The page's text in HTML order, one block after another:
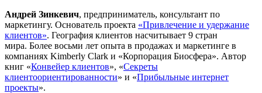
Андрей Зинкевич, предприниматель, консультант по
маркетингу. Основатель проекта «Привлечение и удержание
клиентов». География клиентов насчитывает 9 стран
мира. Более восьми лет опыта в продажах и маркетинге в
компаниях Kimberly Clark и «Корпорация Биосфера». Автор
книг «Конвейер клиентов», «Секреты
клиентоориентированности» и «Прибыльные интернет
проекты».